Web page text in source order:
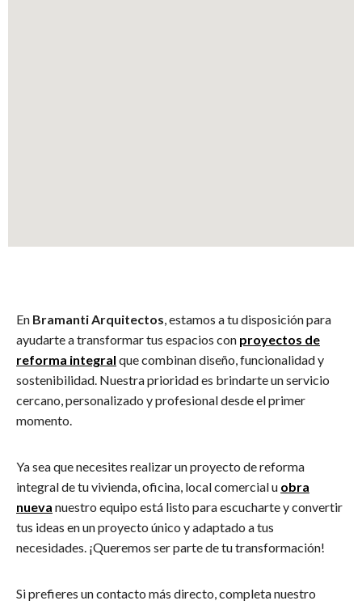
En Bramanti Arquitectos, estamos a tu disposición para
ayudarte a transformar tus espacios con proyectos de
reforma integral que combinan diseño, funcionalidad y
sostenibilidad. Nuestra prioridad es brindarte un servicio
cercano, personalizado y profesional desde el primer
momento.
Ya sea que necesites realizar un proyecto de reforma
integral de tu vivienda, oficina, local comercial u obra
nueva nuestro equipo está listo para escucharte y convertir
tus ideas en un proyecto único y adaptado a tus
necesidades. ¡Queremos ser parte de tu transformación!
Si prefieres un contacto más directo, completa nuestro